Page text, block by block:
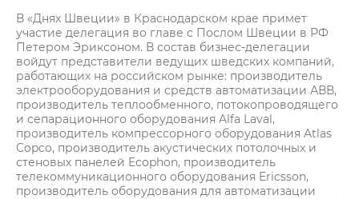
В «Днях Швеции» в Краснодарском крае примет
участие делегация во главе с Послом Швеции в РФ
Петером Эриксоном. В состав бизнес-делегации
войдут представители ведущих шведских компаний,
работающих на российском рынке: производитель
электрооборудования и средств автоматизации АВВ,
производитель теплообменного, потокопроводящего
и сепарационного оборудования Alfa Laval,
производитель компрессорного оборудования Atlas
Copco, производитель акустических потолочных и
стеновых панелей Ecophon, производитель
телекоммуникационного оборудования Ericsson,
производитель оборудования для автоматизации